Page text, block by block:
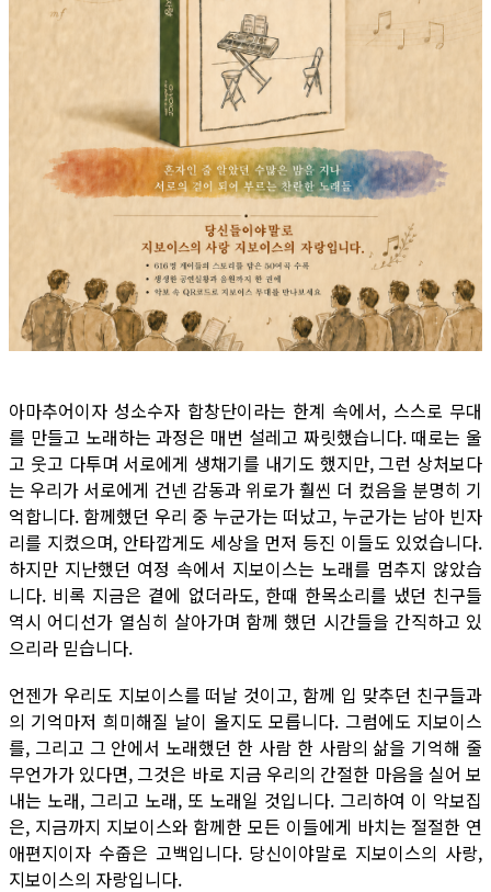
아마추어이자 성소수자 합창단이라는 한계 속에서, 스스로 무대
를 만들고 노래하는 과정은 매번 설레고 짜릿했습니다. 때로는 울
고 웃고 다투며 서로에게 생채기를 내기도 했지만, 그런 상처보다
는 우리가 서로에게 건넨 감동과 위로가 훨씬 더 컸음을 분명히 기
억합니다. 함께했던 우리 중 누군가는 떠났고, 누군가는 남아 빈자
리를 지켰으며, 안타깝게도 세상을 먼저 등진 이들도 있었습니다.
하지만 지난했던 여정 속에서 지보이스는 노래를 멈추지 않았습
니다. 비록 지금은 곁에 없더라도, 한때 한목소리를 냈던 친구들
역시 어디선가 열심히 살아가며 함께 했던 시간들을 간직하고 있
으리라 믿습니다.
언젠가 우리도 지보이스를 떠날 것이고, 함께 입 맞추던 친구들과
의 기억마저 희미해질 날이 올지도 모릅니다. 그럼에도 지보이스
를, 그리고 그 안에서 노래했던 한 사람 한 사람의 삶을 기억해 줄
무언가가 있다면, 그것은 바로 지금 우리의 간절한 마음을 실어 보
내는 노래, 그리고 노래, 또 노래일 것입니다. 그리하여 이 악보집
은, 지금까지 지보이스와 함께한 모든 이들에게 바치는 절절한 연
애편지이자 수줍은 고백입니다. 당신이야말로 지보이스의 사랑,
지보이스의 자랑입니다.